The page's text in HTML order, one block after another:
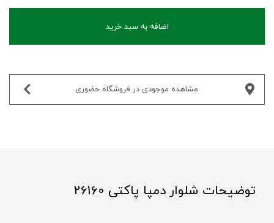
اضافه به سبد خرید
مشاهده موجودی در فروشگاه حضوری‌
توضیحات شلوار دمپا پاکتی 26160